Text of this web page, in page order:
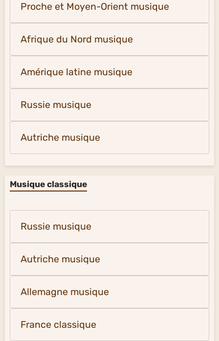
Proche et Moyen-Orient musique
Afrique du Nord musique
Amérique latine musique
Russie musique
Autriche musique
Musique classique
Russie musique
Autriche musique
Allemagne musique
France classique